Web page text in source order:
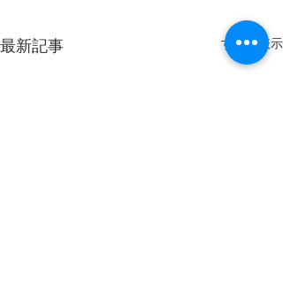
最新記事 すべて表示